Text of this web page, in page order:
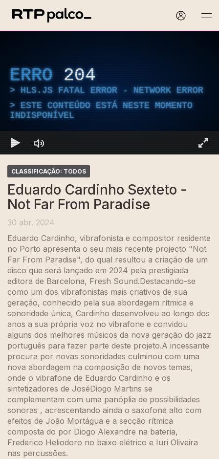
ERRO 204
HLS.JS FATAL ERROR - NETWORK ERROR
ESTE CONTEÚDO ESTÁ NESTE MOMENTO
INDISPONÍVEL
CLASSIFICAÇÃO: TODOS
Eduardo Cardinho Sexteto -
Not Far From Paradise
30 abr. 2024
Eduardo Cardinho, vibrafonista e compositor residente
no Porto apresenta o seu mais recente projecto "Not
Far From Paradise", do qual resultou a criação de um
disco que será lançado em 2024 pela prestigiada
editora de Barcelona, Fresh Sound.Destacando-se
como um dos vibrafonistas mais criativos de sua
geração, conhecido pela sua abordagem rítmica e
sonoridade única, Cardinho desenvolveu ao longo dos
anos a sua própria voz no vibrafone e convidou
alguns dos melhores músicos da nova geração do jazz
português para fazer parte deste projeto.A incessante
procura por novas sonoridades culminou com uma
nova abordagem na composição de novos temas,
onde o vibrafone de Eduardo Cardinho e os
sintetizadores de JoséDiogo Martins se
complementam com uma panóplia de possibilidades
sonoras , acrescentando ainda o saxofone alto com
efeitos de João Mortágua e a secção rítmica
composta do por Diogo Alexandre na bateria,
Frederico Heliodoro no baixo elétrico e Iuri Oliveira
nas percussões.